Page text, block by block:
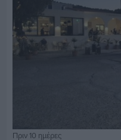
Πριν 10 ημέρες